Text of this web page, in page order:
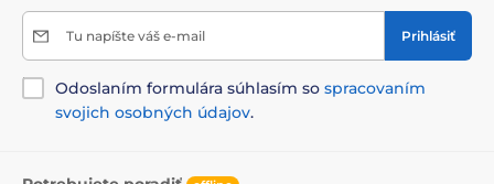
Tu napíšte váš e-mail Prihlásiť
Odoslaním formulára súhlasím so spracovaním
svojich osobných údajov.